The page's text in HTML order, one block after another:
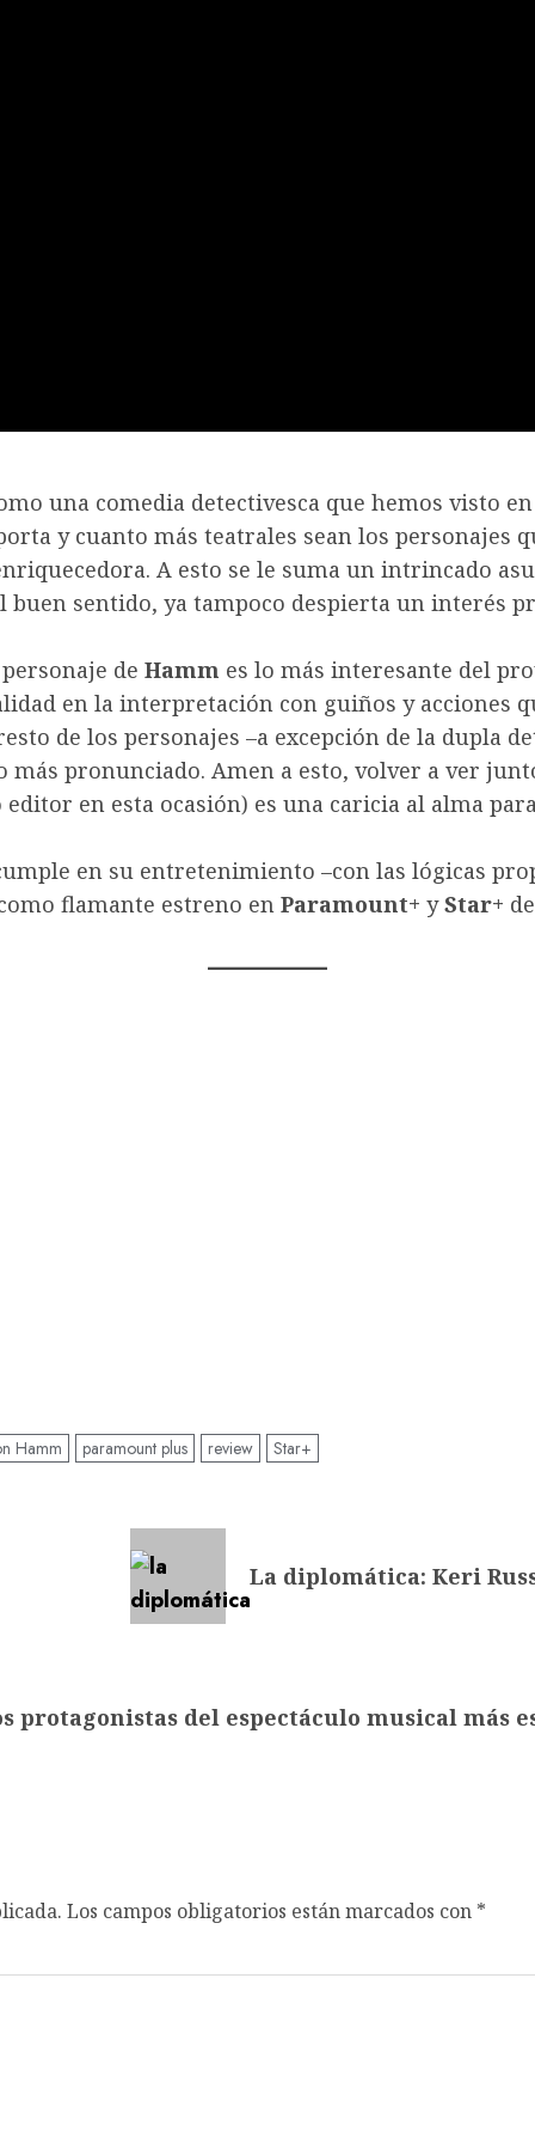
una comedia detectivesca que hemos visto
y cuanto más teatrales sean los personajes
A esto se le suma un intrincado
buen sentido, ya tampoco despierta un interés
de Hamm es lo más interesante del
en la interpretación con guiños y acciones
de los personajes –a excepción de la dupla
pronunciado. Amen a esto, volver a ver
en esta ocasión) es una caricia al alma
en su entretenimiento –con las lógicas
flamante estreno en Paramount+ yStar+
Hamm paramount plus review Star+
La diplomática: Keri
protagonistas del espectáculo musical más
Los campos obligatorios están marcados con *